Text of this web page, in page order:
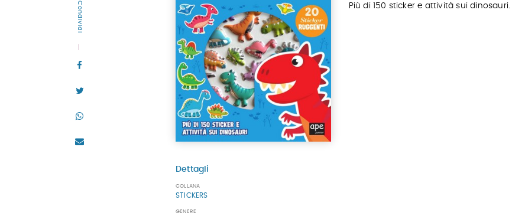
Condividi
Dettagli
COLLANA
STICKERS
GENERE
Più di 150 sticker e attività sui dinosauri.